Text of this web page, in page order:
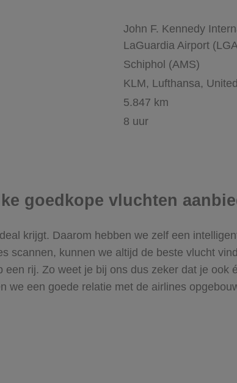
John F. Kennedy
LaGuardia Airport
Schiphol (AMS)
KLM, Lufthansa,
5.847 km
8 uur
goedkope vluchten
krijgt. Daarom hebben we zelf een
scannen, kunnen we altijd de beste vlucht
rij. Zo weet je bij ons dus zeker dat je ook
we een goede relatie met de airlines